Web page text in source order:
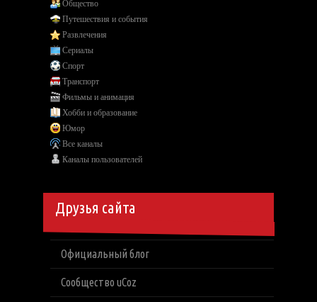
Общество
Путешествия и события
Развлечения
Сериалы
Спорт
Транспорт
Фильмы и анимация
Хобби и образование
Юмор
Все каналы
Каналы пользователей
Друзья сайта
Официальный блог
Сообщество uCoz